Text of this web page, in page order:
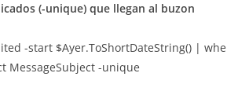
(-unique) que llegan al buzon
-start $Ayer.ToShortDateString() |
MessageSubject -unique